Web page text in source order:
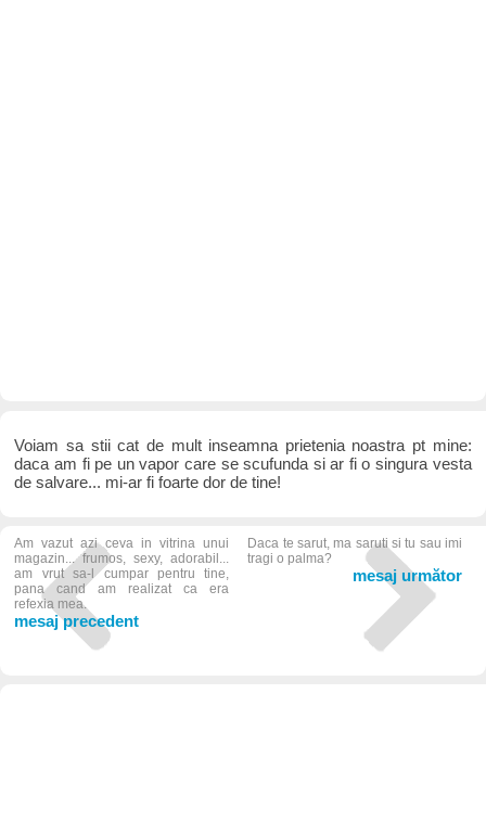
Voiam sa stii cat de mult inseamna prietenia noastra pt mine:
daca am fi pe un vapor care se scufunda si ar fi o singura vesta
de salvare... mi-ar fi foarte dor de tine!
Am vazut azi ceva in vitrina unui
magazin... frumos, sexy, adorabil...
am vrut sa-l cumpar pentru tine,
pana cand am realizat ca era
refexia mea.
mesaj precedent
Daca te sarut, ma saruti si tu sau imi
tragi o palma?
mesaj următor